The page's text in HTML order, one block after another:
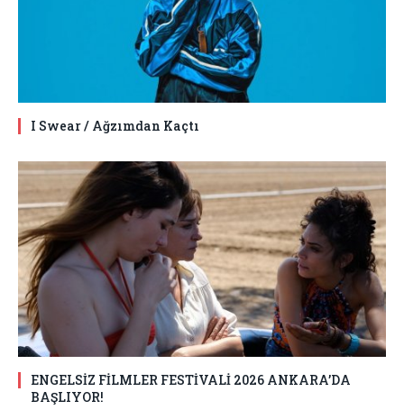
I Swear / Ağzımdan Kaçtı
ENGELSİZ FİLMLER FESTİVALİ 2026 ANKARA’DA
BAŞLIYOR!